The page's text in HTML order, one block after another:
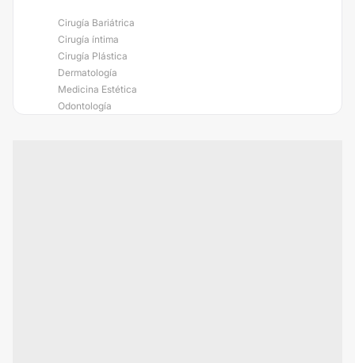
Cirugía Bariátrica
Cirugía íntima
Cirugía Plástica
Dermatología
Medicina Estética
Odontología